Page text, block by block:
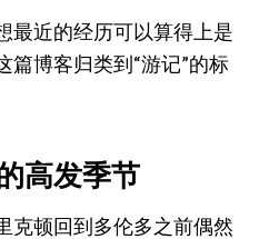
最近的经历可以算得上是
篇博客归类到“游记”的标
高发季节
克顿回到多伦多之前偶然